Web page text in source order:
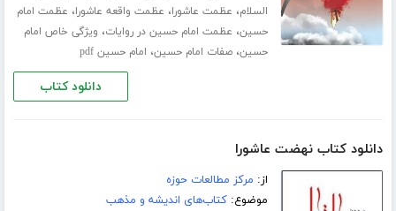
السلام، عظمت عاشورا، عظمت واقعه عاشورا، عظمت امام
حسین، عظمت امام حسین در روایات، ویژگی خاص امام
حسین،صفات امام حسین، امام حسین pdf
دانلود کتاب
دانلود کتاب نهضت عاشورا
از: مرکز مطالعات حوزه
موضوع:کتاب‌های اندیشه و مذهب